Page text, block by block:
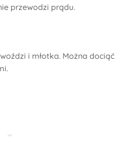
przewodzi prądu.
i młotka. Można dociąć